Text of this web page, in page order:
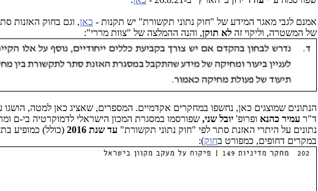
אמנם לגבי מאגר המידע של "חוק נתוני תקשורת" יש תקנות - כאן, וגם בחוק האזנות
של המשטרה, וליקוי זה לא תוקן, והנה ההמלצה של "צוות מררי":
ד"ר עמיר כהנא ופרופ' יובל שני, שפורסמו במסגרת המכון הישראלי לדמוקרטיה בי-ם
נתונים על היתרי האזנת סתר לפי "חוק נתוני תקשורת" עד שנת 2016 (כולל) כמופיע
במקרים דחופים, כמפורט בחוק):